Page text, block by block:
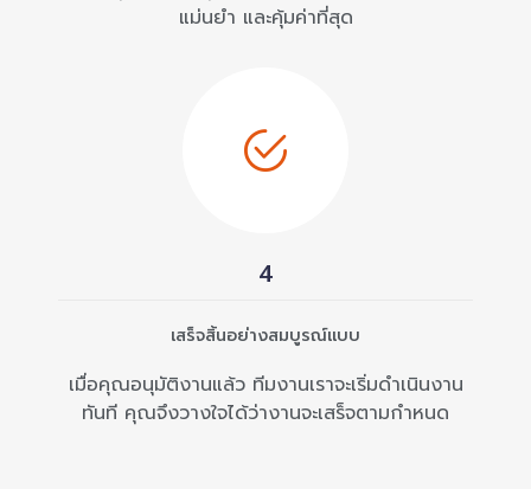
แม่นยำ และคุ้มค่าที่สุด
4
เสร็จสิ้นอย่างสมบูรณ์แบบ
เมื่อคุณอนุมัติงานแล้ว ทีมงานเราจะเริ่มดำเนินงาน
ทันที คุณจึงวางใจได้ว่างานจะเสร็จตามกำหนด